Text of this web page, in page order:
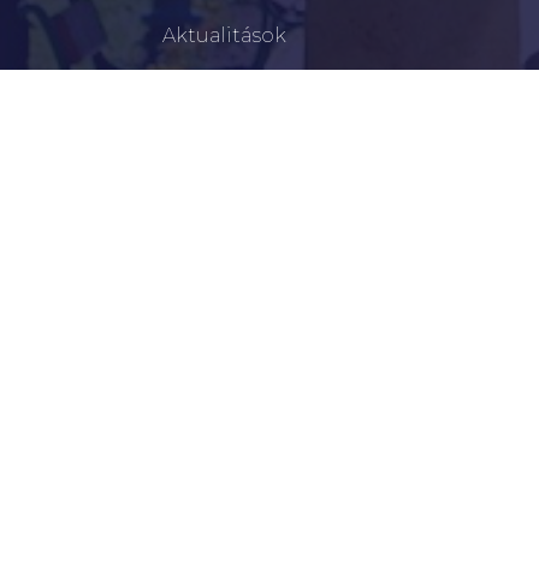
Aktualitások